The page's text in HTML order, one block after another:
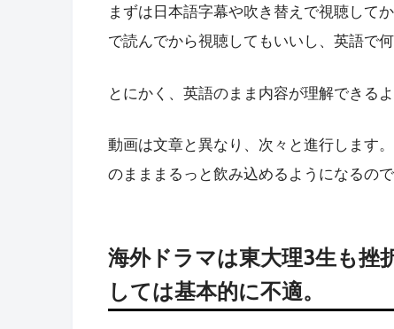
まずは日本語字幕や吹き替えで視聴して
で読んでから視聴してもいいし、英語で
とにかく、英語のまま内容が理解できる
動画は文章と異なり、次々と進行します
のまままるっと飲み込めるようになるので
海外ドラマは東大理3生も挫
しては基本的に不適。